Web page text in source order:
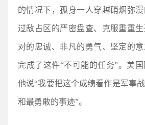
的情况下，孤身一人穿越硝烟弥
过敌占区的严密盘查、克服重重
对的忠诚、非凡的勇气、坚定的
完成了这件“不可能的任务”。美
他说“我要把这个成绩看作是军事
和最勇敢的事迹”。